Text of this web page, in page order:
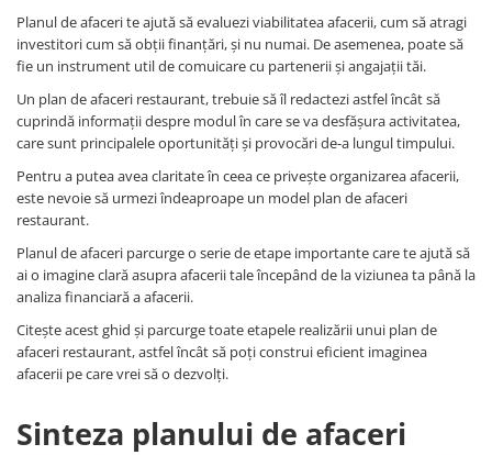
Planul de afaceri te ajută să evaluezi viabilitatea afacerii, cum să atragi
investitori cum să obții finanțări, și nu numai. De asemenea, poate să
fie un instrument util de comuicare cu partenerii și angajații tăi.
Un plan de afaceri restaurant, trebuie să îl redactezi astfel încât să
cuprindă informații despre modul în care se va desfășura activitatea,
care sunt principalele oportunități și provocări de-a lungul timpului.
Pentru a putea avea claritate în ceea ce privește organizarea afacerii,
este nevoie să urmezi îndeaproape un model plan de afaceri
restaurant.
Planul de afaceri parcurge o serie de etape importante care te ajută să
ai o imagine clară asupra afacerii tale începând de la viziunea ta până la
analiza financiară a afacerii.
Citește acest ghid și parcurge toate etapele realizării unui plan de
afaceri restaurant, astfel încât să poți construi eficient imaginea
afacerii pe care vrei să o dezvolți.
Sinteza planului de afaceri